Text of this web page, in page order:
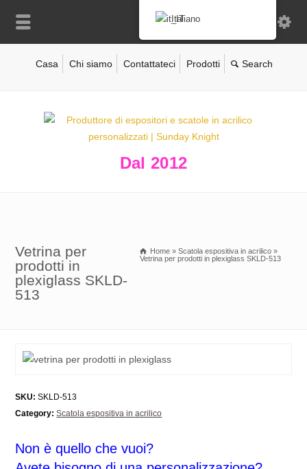
Casa Chi siamo Contattateci Prodotti
Dal 2012
Vetrina per
prodotti in
plexiglass SKLD-
513
Home » Scatola espositiva in acrilico »
Vetrina per prodotti in plexiglass SKLD-513
SKU: SKLD-513
Category: Scatola espositiva in acrilico
Non è quello che vuoi?
Italiano